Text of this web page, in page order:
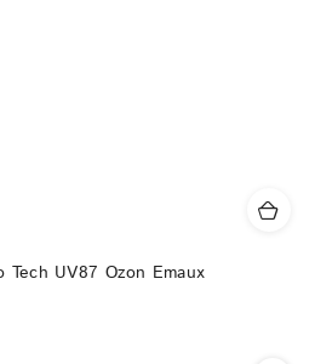
Tech UV87 Ozon Emaux